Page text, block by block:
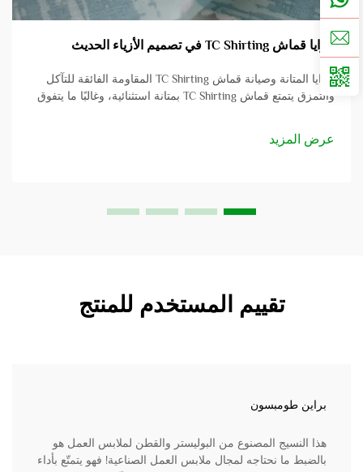
مزايا قماش TC Shirting في تصميم الأزياء الحديث
مزايا المتانة وصيانة قماش TC Shirting المقاومة الفائقة للتآكل
والتمزق يتمتع قماش TC Shirting بمتانة استثنائية، وغالبًا ما يتفوق
عرض المزيد
تقييم المستخدم للمنتج
براين طومبسون
هذا النسيج المصنوع من البوليستر والقطن لملابس العمل هو
بالضبط ما نحتاجه لمجال ملابس العمل الصناعية! فهو يتمتّع بأداء